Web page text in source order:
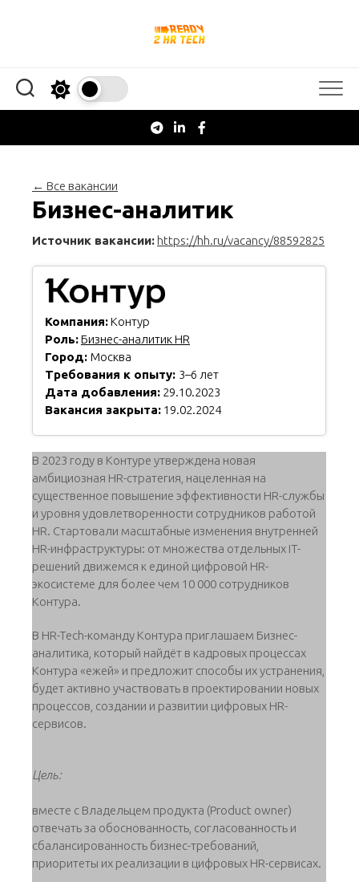
← Все вакансии
Бизнес-аналитик
Источник вакансии: https://hh.ru/vacancy/88592825
Компания:Контур
Роль:Бизнес-аналитик HR
Город: Москва
Требования к опыту: 3–6 лет
Дата добавления: 29.10.2023
Вакансия закрыта: 19.02.2024
В 2023 году в Контуре утверждена новая
амбициозная HR-стратегия, нацеленная на
существенное повышение эффективности HR-службы
и уровня удовлетворенности сотрудников работой
HR. Стартовали масштабные изменения внутренней
HR-инфраструктуры: от множества отдельных IT-
решений движемся к единой цифровой HR-
экосистеме для более чем 10 000 сотрудников
Контура.
В HR-Tech-команду Контура приглашаем Бизнес-
аналитика, который найдёт в кадровых процессах
Контура «ежей» и предложит способы их устранения,
будет активно участвовать в проектировании новых
процессов, создании и развитии цифровых HR-
сервисов.
Цель:
вместе с Владельцем продукта (Product owner)
отвечать за обоснованность, согласованность и
сбалансированность бизнес-требований,
приоритеты их реализации в цифровых HR-сервисах.